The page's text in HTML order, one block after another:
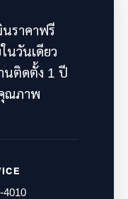
ราคาฟรี
นวันเดียว
นติดตั้ง 1 ปี
ณภาพ
4010